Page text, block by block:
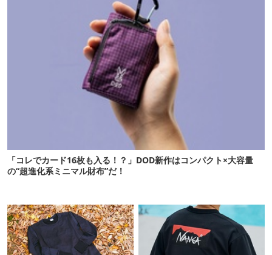
「コレでカード16枚も入る！？」DOD新作はコンパクト×大容量
の“超進化系ミニマル財布”だ！